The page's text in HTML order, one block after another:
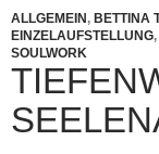
ALLGEMEIN , BETTINA
EINZELAUFSTELLUNG,
SOULWORK